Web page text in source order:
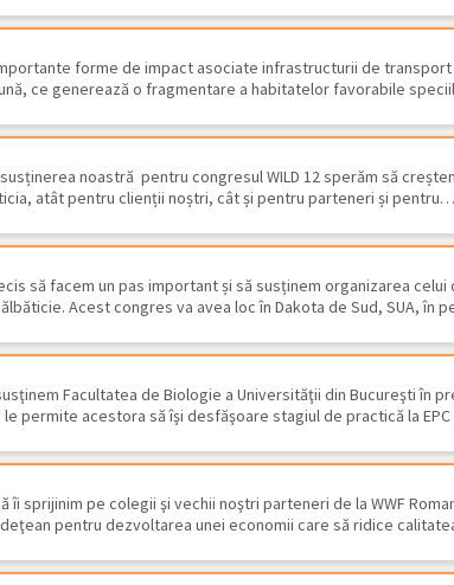
habitate şi specii…
forme de impact asociate infrastructurii de
ce generează o fragmentare a habitatelor favorabile
noastră pentru congresul WILD 12 sperăm să
atât pentru clienții noștri, cât și pentru parteneri și pentru…
să facem un pas important și să susținem organizarea celui
Acest congres va avea loc în Dakota de Sud, SUA, în
Facultatea de Biologie a Universităţii din Bucureşti în
permite acestora să îşi desfăşoare stagiul de practică la
îi sprijinim pe colegii şi vechii noştri parteneri de la WWF
pentru dezvoltarea unei economii care să ridice